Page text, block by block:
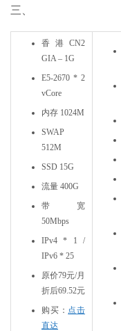
三、
香港CN2
GIA – 1G
E5-2670 * 2
vCore
内存 1024M
SWAP
512M
SSD 15G
流量 400G
带宽
50Mbps
IPv4 * 1 /
IPv6 * 25
原价79元/月
折后69.52元
购买： 点击
直达